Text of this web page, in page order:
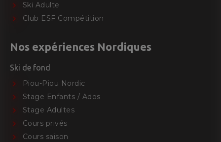
Ski Adulte
Club ESF Compétition
Nos expériences Nordiques
Ski de fond
Piou-Piou Nordic
Stage Enfants / Ados
Stage Adultes
Cours privés
Cours saison